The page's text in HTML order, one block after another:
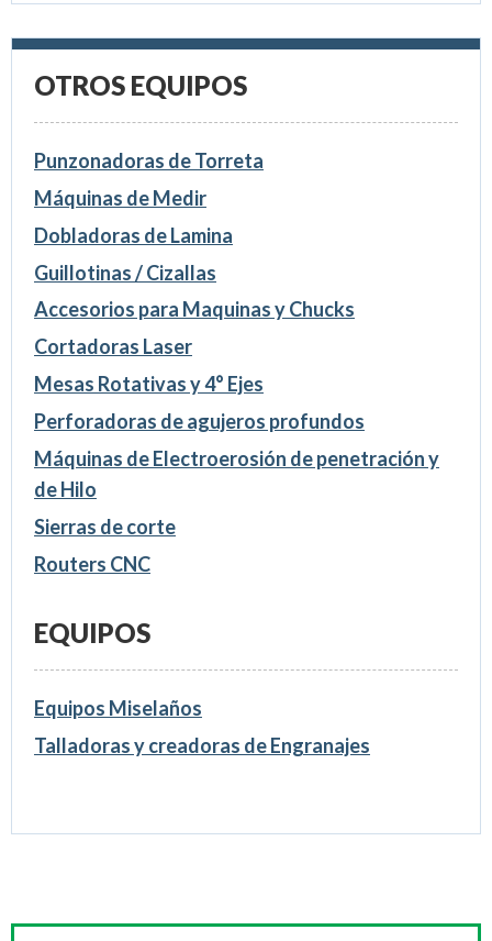
OTROS EQUIPOS
Punzonadoras de Torreta
Máquinas de Medir
Dobladoras de Lamina
Guillotinas / Cizallas
Accesorios para Maquinas y Chucks
Cortadoras Laser
Mesas Rotativas y 4° Ejes
Perforadoras de agujeros profundos
Máquinas de Electroerosión de penetración y
de Hilo
Sierras de corte
Routers CNC
EQUIPOS
Equipos Miselaños
Talladoras y creadoras de Engranajes